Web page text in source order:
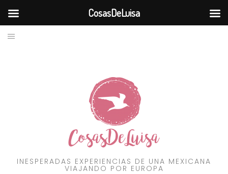
Skip
INESPERADAS EXPERIENCIAS DE UNA MEXICANA
VIAJANDO POR EUROPA
CosasDeLuisa